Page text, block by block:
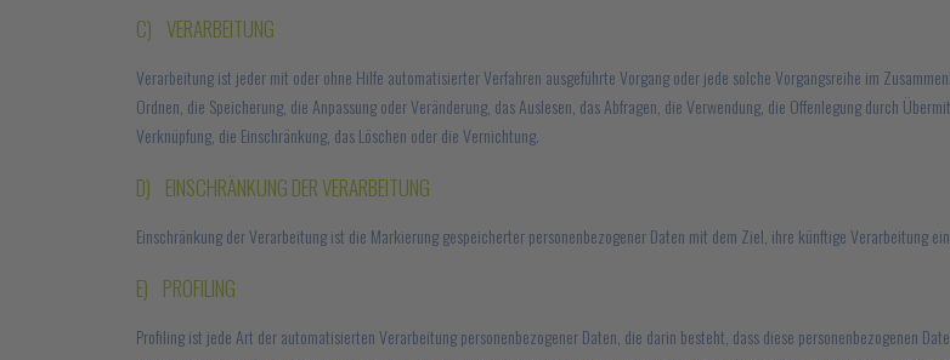
C) VERARBEITUNG
Verarbeitung ist jeder mit oder ohne Hilfe automatisierter Verfahren ausgeführte Vorgang oder jede solche Vorgangsreihe im
Ordnen, die Speicherung, die Anpassung oder Veränderung, das Auslesen, das Abfragen, die Verwendung, die Offenlegung durch
Verknüpfung, die Einschränkung, das Löschen oder die Vernichtung.
D) EINSCHRÄNKUNG DER VERARBEITUNG
Einschränkung der Verarbeitung ist die Markierung gespeicherter personenbezogener Daten mit dem Ziel, ihre künftige Verarbeitung
E) PROFILING
Profiling ist jede Art der automatisierten Verarbeitung personenbezogener Daten, die darin besteht, dass diese personenbezogenen